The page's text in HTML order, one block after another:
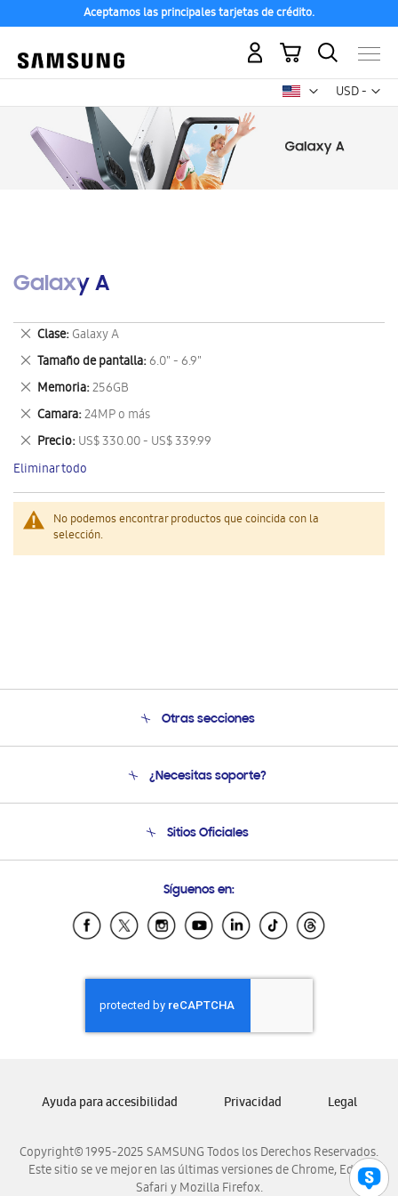
Aceptamos las principales tarjetas de crédito.
USD -
dólar
Mi carrito
Galaxy A
No podemos encontrar productos que coincida con la
selección.
Clase Galaxy A
Eliminar
este
artículo
Tamaño de pantalla 6.0" - 6.9"
Eliminar
este
artículo
Memoria 256GB
Eliminar
este
artículo
Camara 24MP o más
Eliminar
este
artículo
Precio US$ 330.00 - US$ 339.99
Eliminar
este
artículo
Eliminar todo
Otras secciones
Soporte
Condiciones de Compra
¿Necesitas soporte?
Soporte vía eMail
Sitios Oficiales
Samsung Ecuador
Samsung El Salvador
Samsung Honduras
Samsung Nicaragua
Samsung Panamá
Samsung Venezuela
Síguenos en:
Copyright© 1995-2025 SAMSUNG Todos los Derechos Reservados.
Este sitio se ve mejor en las últimas versiones de Chrome, Edge,
Safari y Mozilla Firefox.
Ayuda para accesibilidad Privacidad Legal